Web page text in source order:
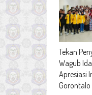
Tekan
Wagub
Apresiasi
Gorontalo